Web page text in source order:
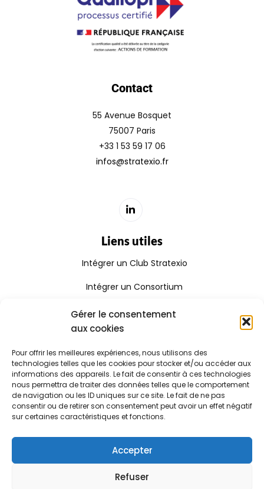
Gérer le consentement
aux cookies
Pour offrir les meilleures expériences, nous utilisons des
technologies telles que les cookies pour stocker et/ou accéder aux
informations des appareils. Le fait de consentir à ces technologies
nous permettra de traiter des données telles que le comportement
de navigation ou les ID uniques sur ce site. Le fait de ne pas
consentir ou de retirer son consentement peut avoir un effet négatif
sur certaines caractéristiques et fonctions.
Accepter
Refuser
Contact
55 Avenue Bosquet
75007 Paris
+33 1 53 59 17 06
infos@stratexio.fr
Liens utiles
Intégrer un Club Stratexio
Intégrer un Consortium
Rejoindre le Réseau Stratexio
Gouvernance
Rapport d'activité
Consulter le certificat Qualiopi
Stratexio | Copyright © 2025
CGV
Politique de cookies